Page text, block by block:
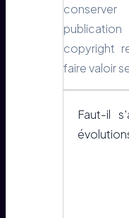
copyright
faire valoir
Faut-il